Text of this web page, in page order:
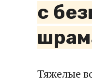
с
Тяжелые